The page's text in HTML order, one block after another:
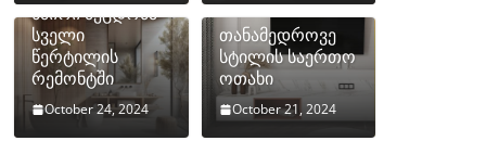
ხშირი შეცდომა
სველი
წერტილის
რემონტში
October 24, 2024
თანამედროვე
სტილის საერთო
ოთახი
October 21, 2024